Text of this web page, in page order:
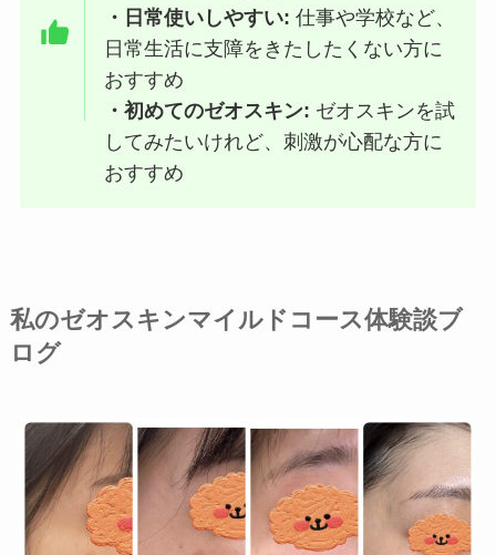
・日常使いしやすい:仕事や学校など、
日常生活に支障をきたしたくない方に
おすすめ
・初めてのゼオスキン: ゼオスキンを試
してみたいけれど、刺激が心配な方に
おすすめ
私のゼオスキンマイルドコース体験談ブ
ログ